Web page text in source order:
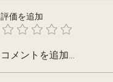
夏越し祭り企画・セル
評価を追加
コメントを追加…